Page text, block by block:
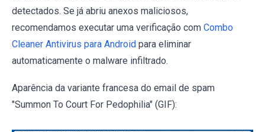
detectados. Se já abriu anexos maliciosos,
recomendamos executar uma verificação com Combo
Cleaner Antivirus para Android para eliminar
automaticamente o malware infiltrado.
Aparência da variante francesa do email de spam
"Summon To Court For Pedophilia" (GIF):